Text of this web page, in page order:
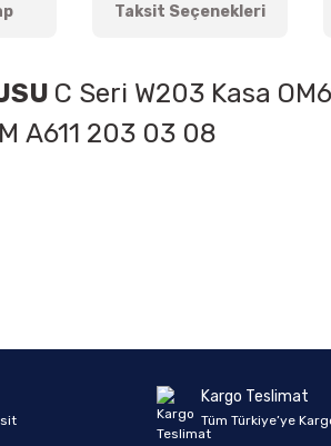
Taksit Seçenekleri
C Seri W203 Kasa
A611 203 03 08
Kargo Teslimat
Tüm Türkiye’ye